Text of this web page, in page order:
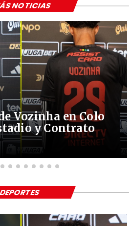
Vozinha en Colo
y Contrato
NOTICIAS
DEPORTES